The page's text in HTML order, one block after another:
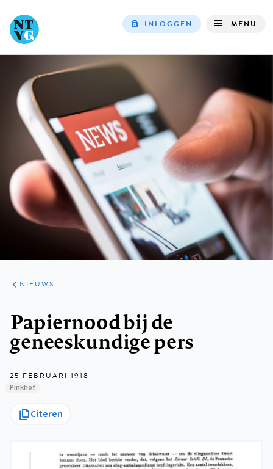
INLOGGEN MENU
ARTIKELEN
HET
KORT
NIEUWS
Papiernood bij de
geneeskundige pers
25 FEBRUARI 1918
Pinkhof
Citeren